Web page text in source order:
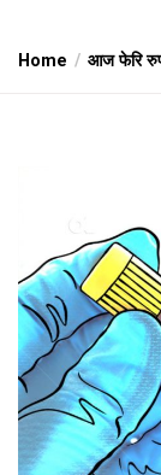
Home आज फेरि